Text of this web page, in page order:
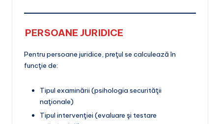
PERSOANE JURIDICE
Pentru persoane juridice, preţul se calculează în
funcţie de:
Tipul examinării (psihologia securităţii
naţionale)
Tipul intervenţiei (evaluare şi testare